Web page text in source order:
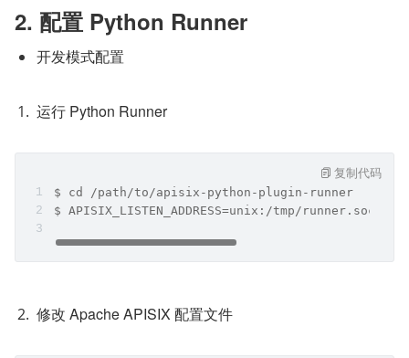
2. 配置 Python Runner
开发模式配置
运行 Python Runner
$ cd /path/to/apisix-python-plugin-runner
$ APISIX_LISTEN_ADDRESS=unix:/tmp/
复制代码
修改 Apache APISIX 配置文件